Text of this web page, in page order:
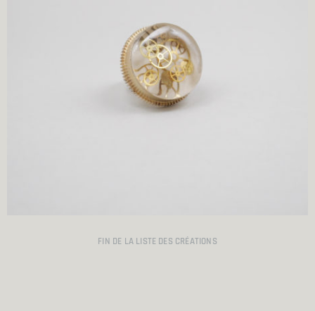
FIN DE LA LISTE DES CRÉATIONS